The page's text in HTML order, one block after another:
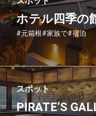
ホテル四季の
#元箱根#家族で#宿泊
スポット
PIRATE’S